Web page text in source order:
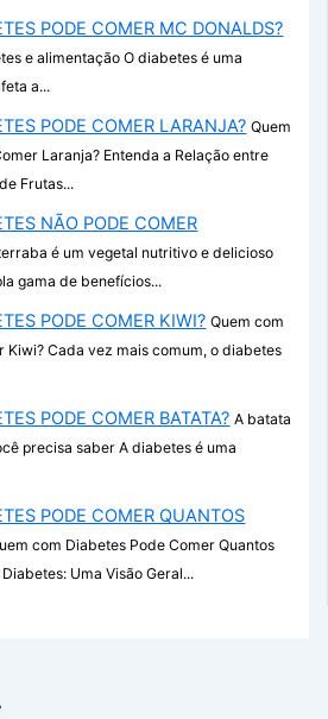
PODE COMER MC DONALDS?
e alimentação O diabetes é uma
a...
PODE COMER LARANJA? Quem
Laranja? Entenda a Relação entre
Frutas...
NÃO PODE COMER
é um vegetal nutritivo e delicioso
gama de benefícios...
PODE COMER KIWI? Quem com
Kiwi? Cada vez mais comum, o diabetes
PODE COMER BATATA? A batata
precisa saber A diabetes é uma
PODE COMER QUANTOS
com Diabetes Pode Comer Quantos
Uma Visão Geral...